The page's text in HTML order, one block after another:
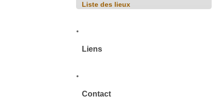
Liste des lieux
Liens
Contact